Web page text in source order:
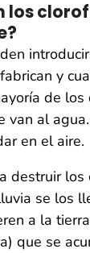
los
y
de
van al
en el aire.
destruir los
se los
a la
que se